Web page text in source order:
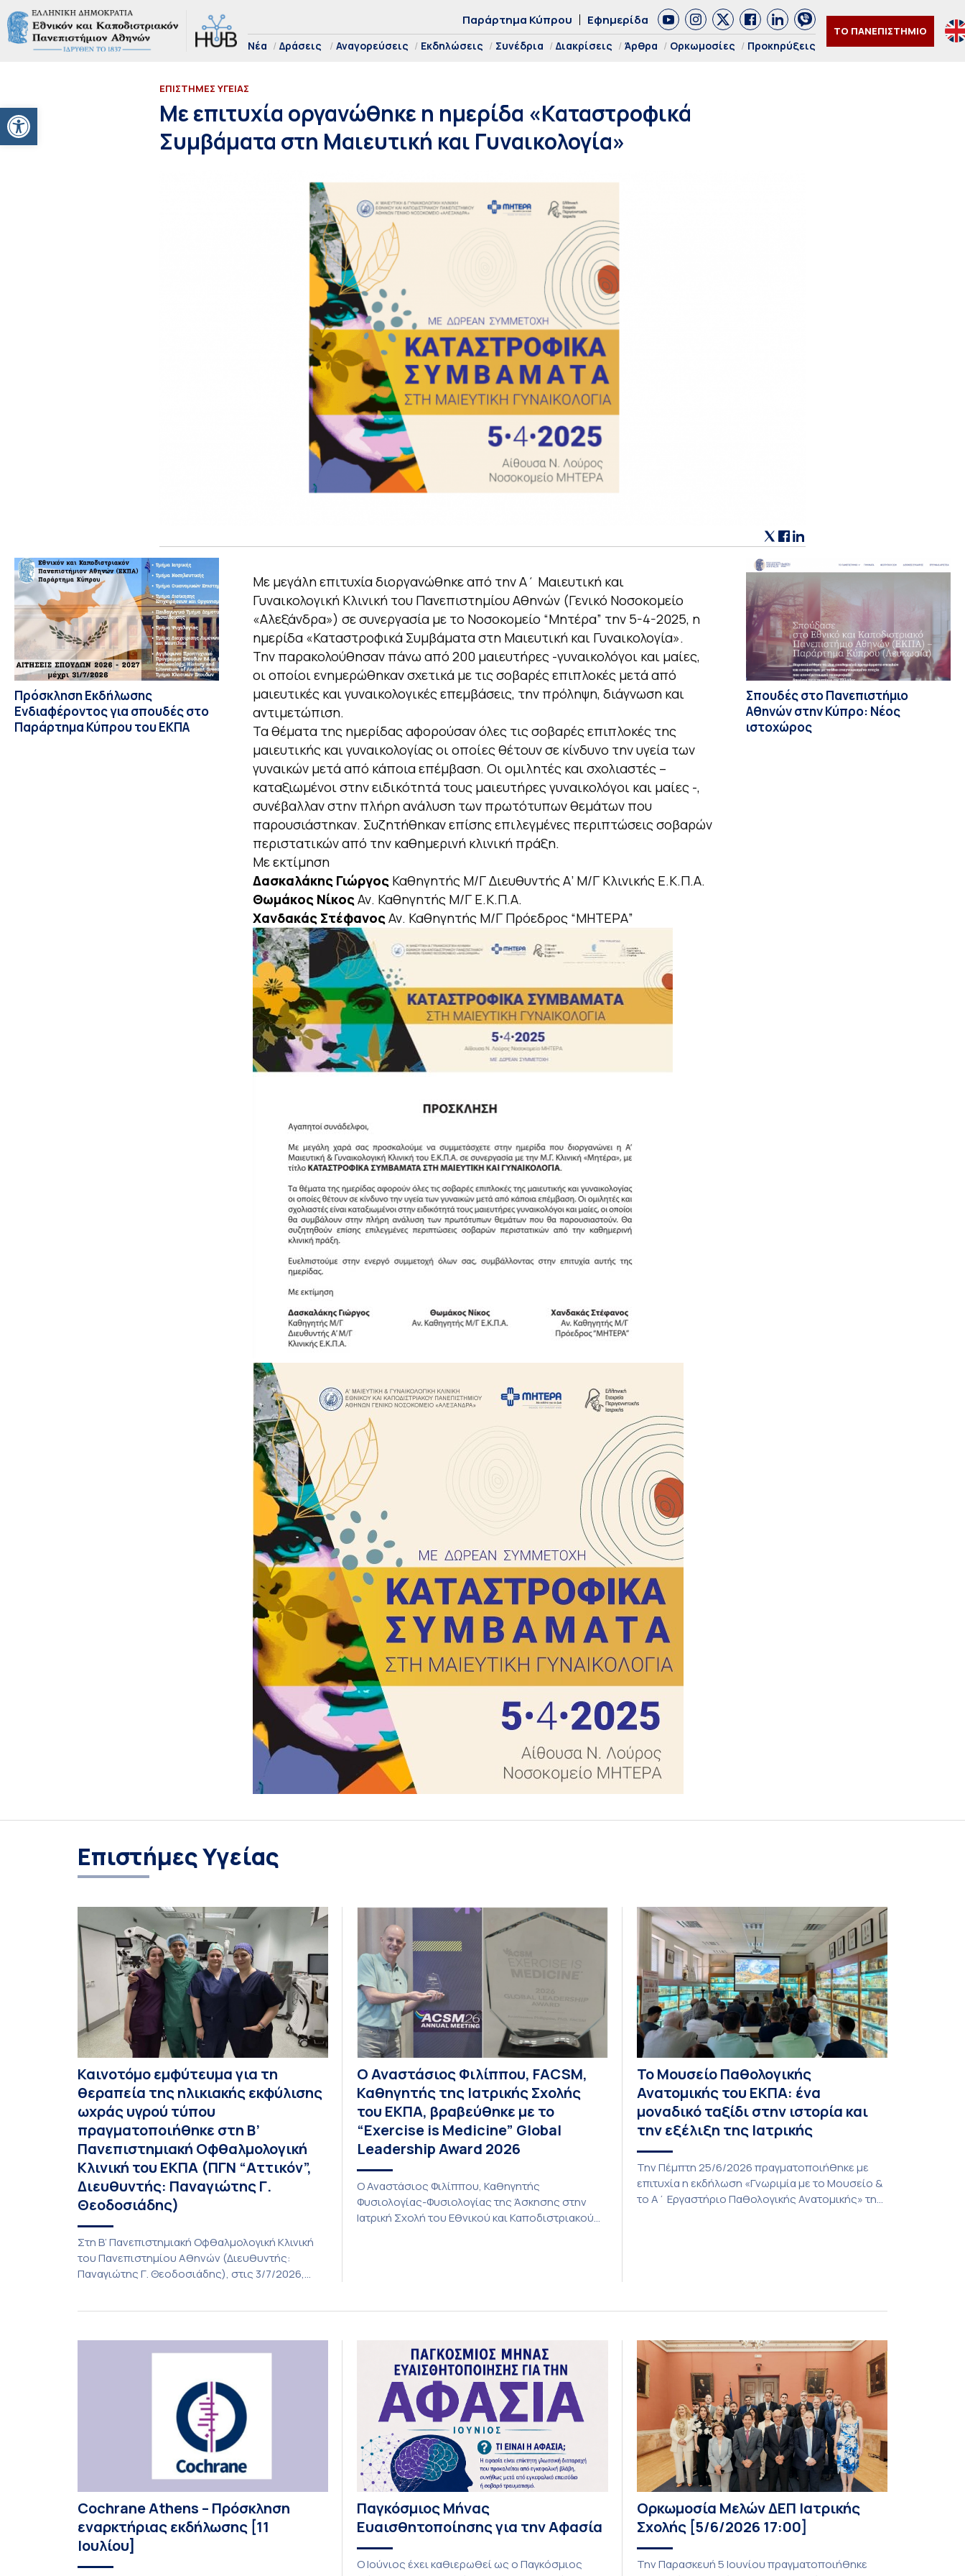
Ανοίξτε τη γραμμή εργαλείων
Παράρτημα Κύπρου Εφημερίδα
Νέα Δράσεις Αναγορεύσεις Εκδηλώσεις Συνέδρια Διακρίσεις Άρθρα Ορκωμοσίες Προκηρύξεις
ΤΟ ΠΑΝΕΠΙΣΤΗΜΙΟ
ΕΠΙΣΤΗΜΕΣ ΥΓΕΙΑΣ
Με επιτυχία οργανώθηκε η ημερίδα «Καταστροφικά
Συμβάματα στη Μαιευτική και Γυναικολογία»
Πρόσκληση Εκδήλωσης
Ενδιαφέροντος για σπουδές στο
Παράρτημα Κύπρου του ΕΚΠΑ
Με μεγάλη επιτυχία διοργανώθηκε από την Α΄ Μαιευτική και
Γυναικολογική Κλινική του Πανεπιστημίου Αθηνών (Γενικό Νοσοκομείο
«Αλεξάνδρα») σε συνεργασία με το Νοσοκομείο “Μητέρα” την 5-4-2025, η
ημερίδα «Καταστροφικά Συμβάματα στη Μαιευτική και Γυναικολογία».
Την παρακολούθησαν πάνω από 200 μαιευτήρες -γυναικολόγοι και μαίες,
οι οποίοι ενημερώθηκαν σχετικά με τις σοβαρές επιπλοκές μετά από
μαιευτικές και γυναικολογικές επεμβάσεις, την πρόληψη, διάγνωση και
αντιμετώπιση.
Τα θέματα της ημερίδας αφορούσαν όλες τις σοβαρές επιπλοκές της
μαιευτικής και γυναικολογίας οι οποίες θέτουν σε κίνδυνο την υγεία των
γυναικών μετά από κάποια επέμβαση. Οι ομιλητές και σχολιαστές –
καταξιωμένοι στην ειδικότητά τους μαιευτήρες γυναικολόγοι και μαίες -,
συνέβαλλαν στην πλήρη ανάλυση των πρωτότυπων θεμάτων που
παρουσιάστηκαν. Συζητήθηκαν επίσης επιλεγμένες περιπτώσεις σοβαρών
περιστατικών από την καθημερινή κλινική πράξη.
Με εκτίμηση
Δασκαλάκης Γιώργος Καθηγητής Μ/Γ Διευθυντής Α’ Μ/Γ Κλινικής Ε.Κ.Π.Α.
Θωμάκος Νίκος Αν. Καθηγητής Μ/Γ Ε.Κ.Π.Α.
Χανδακάς Στέφανος Αν. Καθηγητής Μ/Γ Πρόεδρος “ΜΗΤΕΡΑ”
Σπουδές στο Πανεπιστήμιο
Αθηνών στην Κύπρο: Νέος
ιστοχώρος
Επιστήμες Υγείας
Καινοτόμο εμφύτευμα για τη
θεραπεία της ηλικιακής εκφύλισης
ωχράς υγρού τύπου
πραγματοποιήθηκε στη Β’
Πανεπιστημιακή Οφθαλμολογική
Κλινική του ΕΚΠΑ (ΠΓΝ “Αττικόν”,
Διευθυντής: Παναγιώτης Γ.
Θεοδοσιάδης)
Στη Β’ Πανεπιστημιακή Οφθαλμολογική Κλινική
του Πανεπιστημίου Αθηνών (Διευθυντής:
Παναγιώτης Γ. Θεοδοσιάδης), στις 3/7/2026,
Sightspire σε ασθενή 82 ετών με ηλικιακή
εκφύλιση ωχράς υγρού τύπου. Το ένθεμα αυτό
νεοαγγειακή ηλικιακή εκφύλιση ωχράς, […]
Ο Αναστάσιος Φιλίππου, FACSM,
Καθηγητής της Ιατρικής Σχολής
του ΕΚΠΑ, βραβεύθηκε με το
“Exercise is Medicine” Global
Leadership Award 2026
Ο Αναστάσιος Φιλίππου, Καθηγητής
Φυσιολογίας-Φυσιολογίας της Άσκησης στην
Ιατρική Σχολή του Εθνικού και Καποδιστριακού
προσωπικότητες, των οποίων η ηγετική δράση
Το Μουσείο Παθολογικής
Ανατομικής του ΕΚΠΑ: ένα
μοναδικό ταξίδι στην ιστορία και
την εξέλιξη της Ιατρικής
Την Πέμπτη 25/6/2026 πραγματοποιήθηκε με
επιτυχία η εκδήλωση «Γνωριμία με το Μουσείο &
το Α΄ Εργαστήριο Παθολογικής Ανατομικής» της
άσκηση της […]
Cochrane Athens – Πρόσκληση
εναρκτήριας εκδήλωσης [11
Ιουλίου]
Παγκόσμιος Μήνας
Ευαισθητοποίησης για την Αφασία
Ο Ιούνιος έχει καθιερωθεί ως ο Παγκόσμιος
Ορκωμοσία Μελών ΔΕΠ Ιατρικής
Σχολής [5/6/2026 17:00]
Την Παρασκευή 5 Ιουνίου πραγματοποιήθηκε